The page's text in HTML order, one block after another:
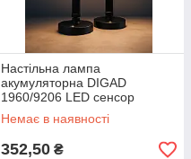
Настільна лампа
акумуляторна DIGAD
1960/9206 LED сенсор
BLACK (40)
Немає в наявності
352,50 ₴